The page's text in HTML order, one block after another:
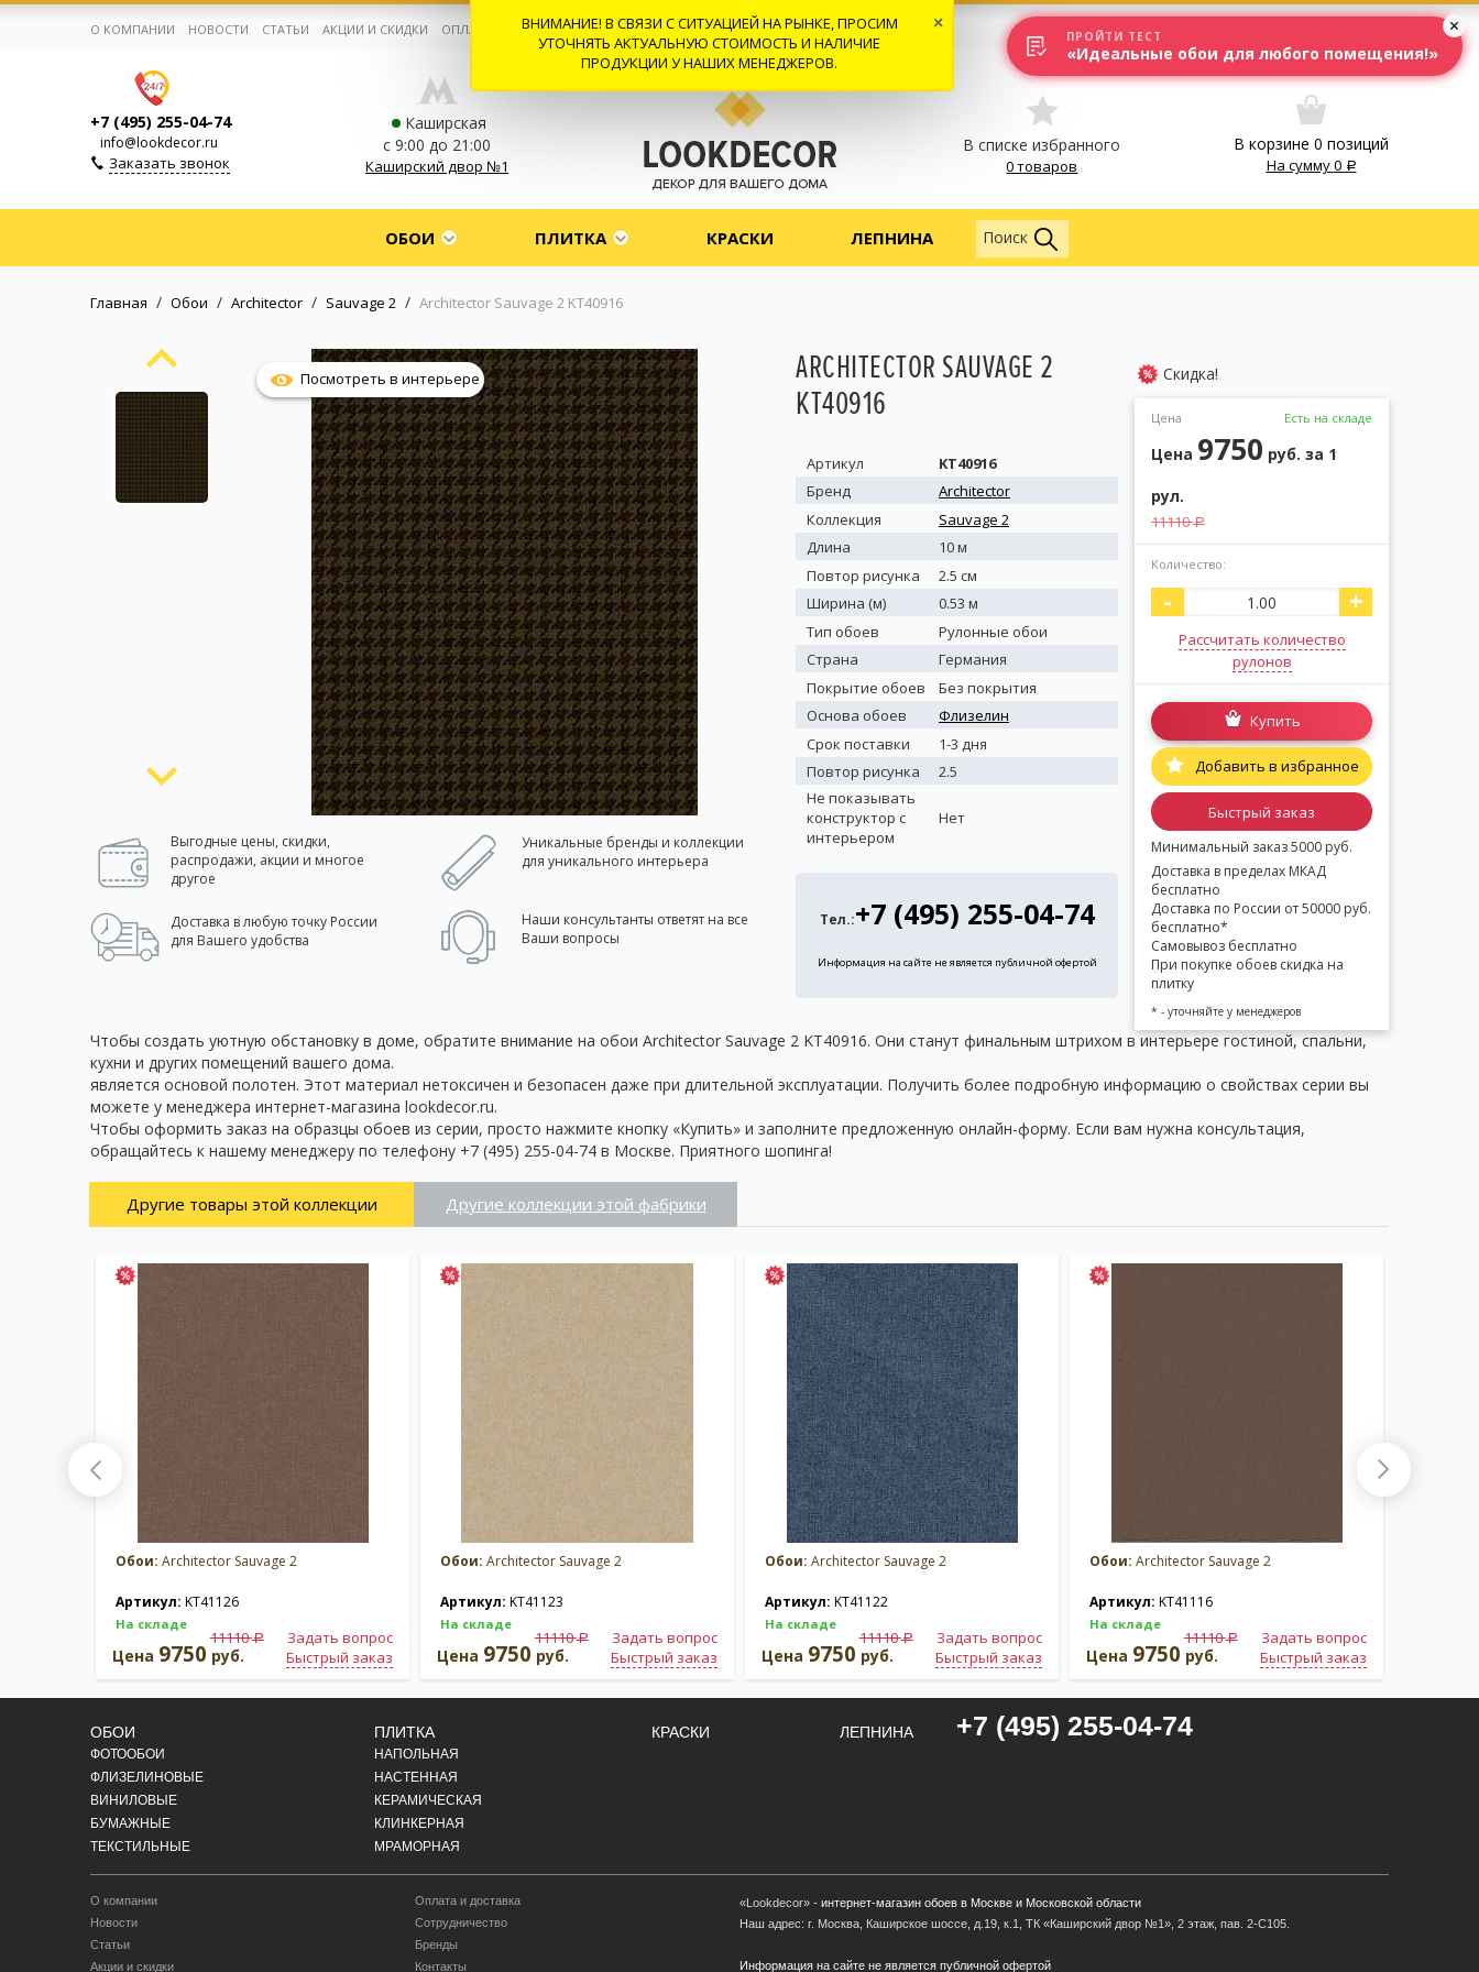
Корзина:0
Избранное:0 товаров
Каталог
Компания
Личный кабинет
Заказать обратный звонок
О КОМПАНИИ НОВОСТИ СТАТЬИ АКЦИИ И СКИДКИ ОПЛАТА И ДОСТАВКА СОТРУДНИЧЕСТВО КОНТАКТЫ ОТЗЫВЫ
+7 (495) 255-04-74
info@lookdecor.ru
Заказать звонок
Каширская
с 9:00 до 21:00
Каширский двор №1
В списке избранного
0 товаров
В корзине 0 позиций
На сумму0
ОБОИ ПЛИТКА КРАСКИ ЛЕПНИНА Обои
Поиск
Главная / Обои / Architector / Sauvage 2 / Architector Sauvage 2 KT40916
Посмотреть в интерьере
Выгодные цены, скидки,
распродажи, акции и многое
другое
Уникальные бренды и коллекции
для уникального интерьера
Доставка в любую точку России
для Вашего удобства
Наши консультанты ответят на все
Ваши вопросы
ARCHITECTOR SAUVAGE 2
KT40916
Артикул
KT40916
Бренд
Architector
Коллекция
Sauvage 2
Длина
10 м
Повтор рисунка
2.5 см
Ширина (м)
0.53 м
Тип обоев
Рулонные обои
Страна
Германия
Покрытие обоев
Без покрытия
Основа обоев
Флизелин
Срок поставки
1-3 дня
Повтор рисунка
2.5
Не показывать
конструктор с
интерьером
Нет
Тел.:+7 (495) 255-04-74
Информация на сайте не является публичной офертой
Скидка!
Цена Есть на складе
Цена 9750 руб. за 1
рул.
11110a
Количество:
- +
Рассчитать количество
рулонов
Купить
Добавить в избранное
Быстрый заказ
Минимальный заказ 5000 руб.
Доставка в пределах МКАД
бесплатно
Доставка по России от 50000 руб.
бесплатно*
Самовывоз бесплатно
При покупке обоев скидка на
плитку
* - уточняйте у менеджеров
Чтобы создать уютную обстановку в доме, обратите внимание на обои Architector Sauvage 2 KT40916. Они станут финальным штрихом в интерьере гостиной, спальни,
кухни и других помещений вашего дома.
является основой полотен. Этот материал нетоксичен и безопасен даже при длительной эксплуатации. Получить более подробную информацию о свойствах серии вы
можете у менеджера интернет-магазина lookdecor.ru.
Чтобы оформить заказ на образцы обоев из серии, просто нажмите кнопку «Купить» и заполните предложенную онлайн-форму. Если вам нужна консультация,
обращайтесь к нашему менеджеру по телефону +7 (495) 255-04-74 в Москве. Приятного шопинга!
Другие товары этой коллекции Другие коллекции этой фабрики
Обои: Architector Sauvage 2
Артикул: KT41126
На складе
Задать вопрос
Быстрый заказ
Цена 9750 руб.
11110a
Обои: Architector Sauvage 2
Артикул: KT41123
На складе
Задать вопрос
Быстрый заказ
Цена 9750 руб.
11110a
Обои: Architector Sauvage 2
Артикул: KT41122
На складе
Задать вопрос
Быстрый заказ
Цена 9750 руб.
11110a
Обои: Architector Sauvage 2
Артикул: KT41116
На складе
Задать вопрос
Быстрый заказ
Цена 9750 руб.
11110a
ОБОИ
ФОТООБОИ
ФЛИЗЕЛИНОВЫЕ
ВИНИЛОВЫЕ
БУМАЖНЫЕ
ТЕКСТИЛЬНЫЕ
ПЛИТКА
НАПОЛЬНАЯ
НАСТЕННАЯ
КЕРАМИЧЕСКАЯ
КЛИНКЕРНАЯ
МРАМОРНАЯ
КРАСКИ ЛЕПНИНА +7 (495) 255-04-74
О компании
Новости
Статьи
Акции и скидки
Оплата и доставка
Сотрудничество
Бренды
Контакты
«Lookdecor» - интернет-магазин обоев в Москве и Московской области
Наш адрес: г. Москва, Каширское шоссе, д.19, к.1, ТК «Каширский двор №1», 2 этаж, пав. 2-С105.
Информация на сайте не является публичной офертой
ВНИМАНИЕ! В СВЯЗИ С СИТУАЦИЕЙ НА РЫНКЕ, ПРОСИМ
УТОЧНЯТЬ АКТУАЛЬНУЮ СТОИМОСТЬ И НАЛИЧИЕ
ПРОДУКЦИИ У НАШИХ МЕНЕДЖЕРОВ.
×
ПРОЙТИ ТЕСТ
«Идеальные обои для любого помещения!»